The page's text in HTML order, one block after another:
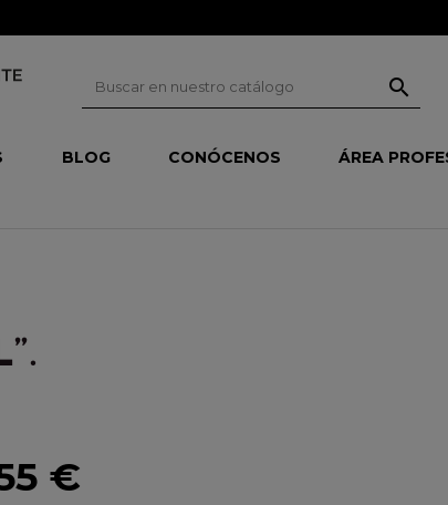

BLOG CONÓCENOS ÁREA
€